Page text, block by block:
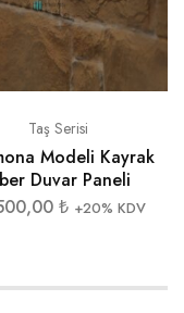
Taş Serisi
Modeli Kayrak
Duvar Paneli
₺ +20% KDV